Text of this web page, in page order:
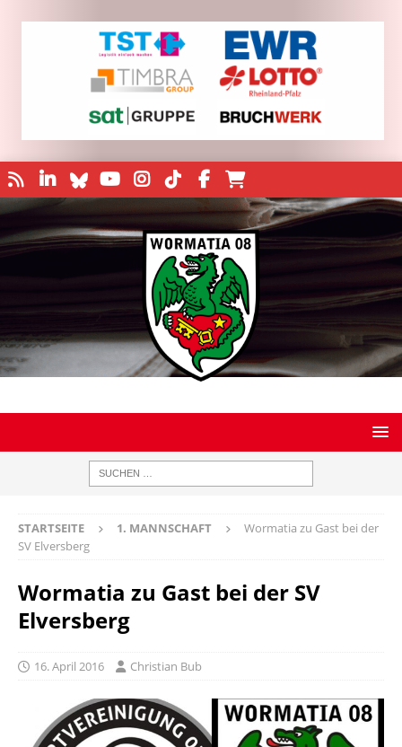
STARTSEITE 1. MANNSCHAFT
Wormatia zu Gast bei der
SV Elversberg
Wormatia zu Gast bei der SV
Elversberg
16. April 2016 Christian Bub